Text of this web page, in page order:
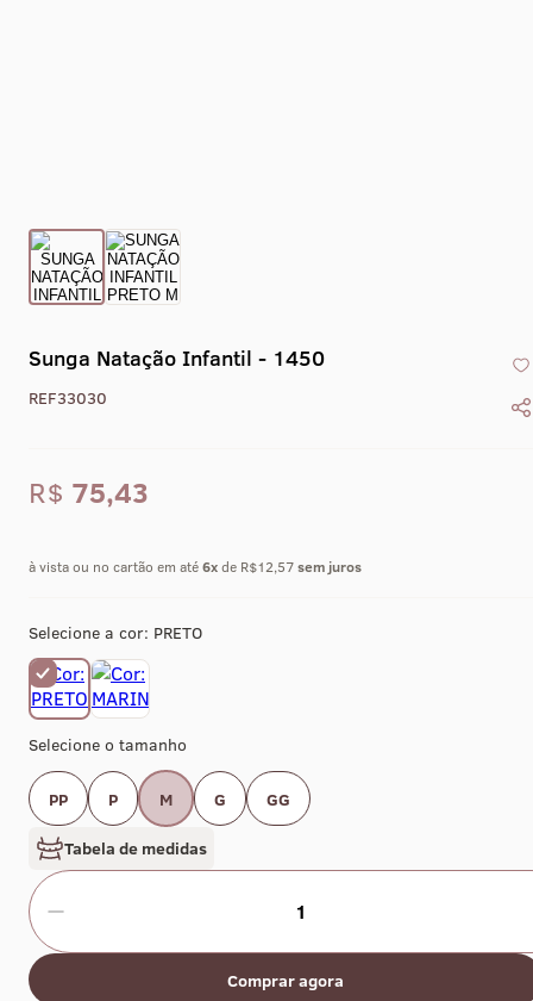
Sunga Natação Infantil - 1450
REF33030
R$ 75,43
à vista ou no cartão em até6xde R$12,57sem juros
Selecione a cor: PRETO
Selecione o tamanho
PP P M G GG
Tabela de medidas
1
Comprar agora